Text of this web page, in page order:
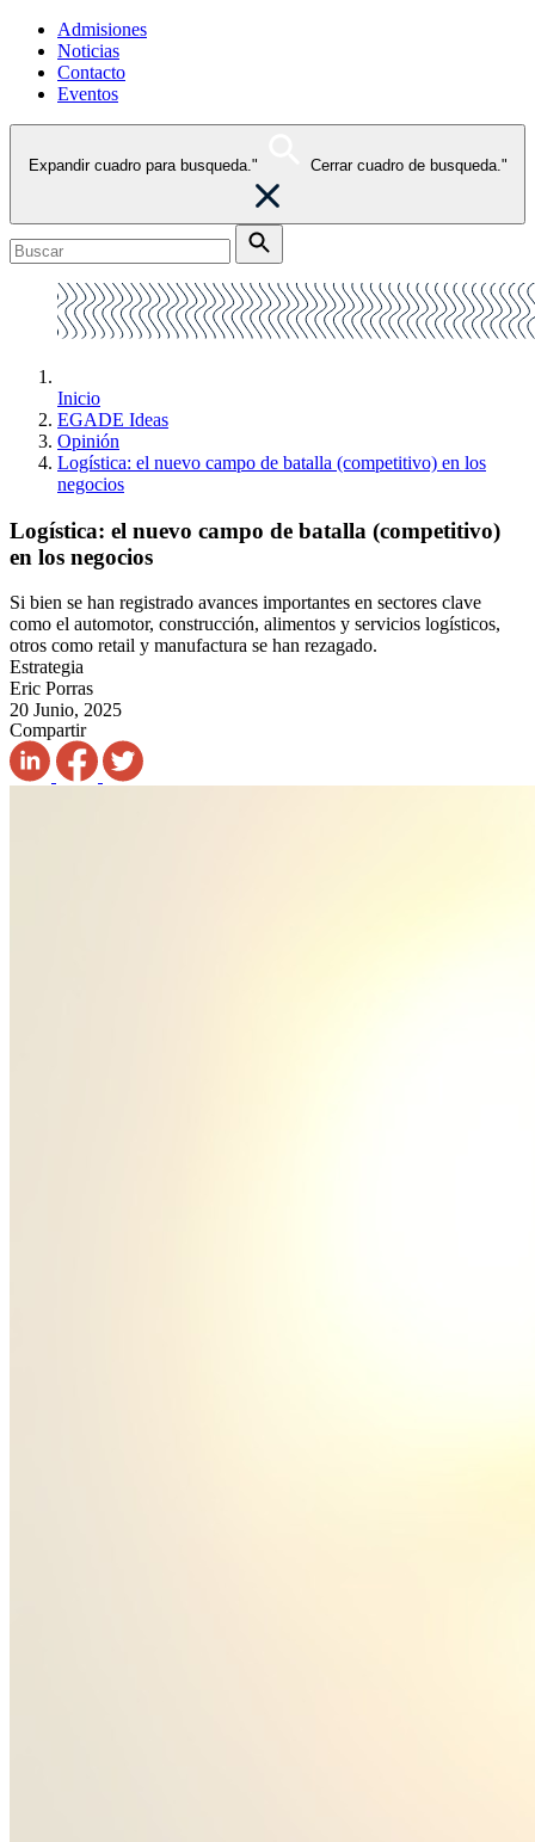
Admisiones
Noticias
Contacto
Eventos
Expandir cuadro para busqueda." Cerrar cuadro de busqueda."
Inicio
EGADE Ideas
Opinión
Logística: el nuevo campo de batalla (competitivo) en los
negocios
Logística: el nuevo campo de batalla (competitivo)
en los negocios
Si bien se han registrado avances importantes en sectores clave
como el automotor, construcción, alimentos y servicios logísticos,
otros como retail y manufactura se han rezagado.
Estrategia
Eric Porras
20 Junio, 2025
Compartir